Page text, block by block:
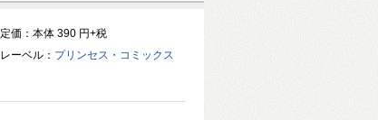
定価：本体 390 円+税
レーベル： プリンセス・コミックス